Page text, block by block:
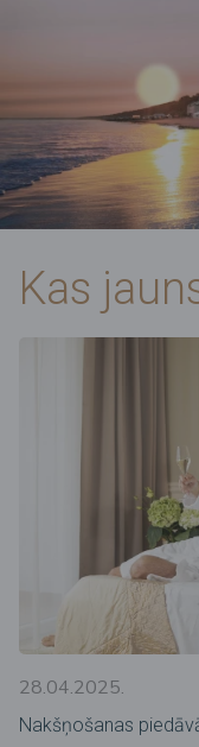
Kas
28.04.2025.
Nakšņošanas